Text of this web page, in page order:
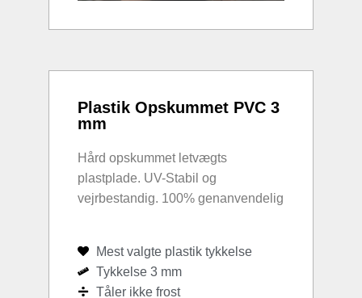
Plastik Opskummet PVC 3
mm
Hård opskummet letvægts
plastplade. UV-Stabil og
vejrbestandig. 100% genanvendelig
Mest valgte plastik tykkelse
Tykkelse 3 mm
Tåler ikke frost